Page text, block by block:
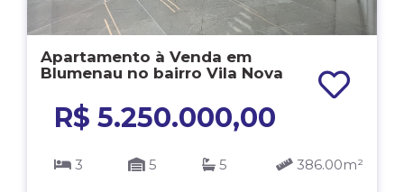
Apartamento à Venda em
Blumenau no bairro Vila Nova
R$ 5.250.000,00
3 5 5 386.00m²